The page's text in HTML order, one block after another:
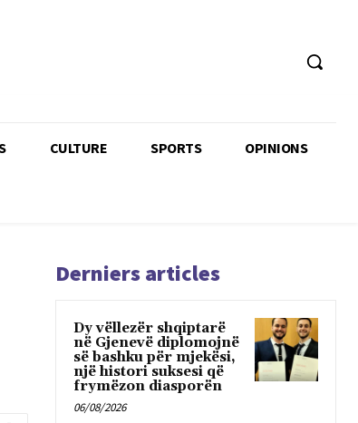
CULTURE SPORTS OPINIONS
Derniers articles
Dy vëllezër shqiptarë
në Gjenevë diplomojnë
së bashku për mjekësi,
një histori suksesi që
frymëzon diasporën
06/08/2026